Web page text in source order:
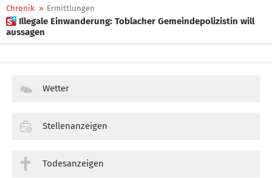
Chronik » Ermittlungen
 Illegale Einwanderung: Toblacher Gemeindepolizistin will
aussagen
Wetter
Stellenanzeigen
Todesanzeigen